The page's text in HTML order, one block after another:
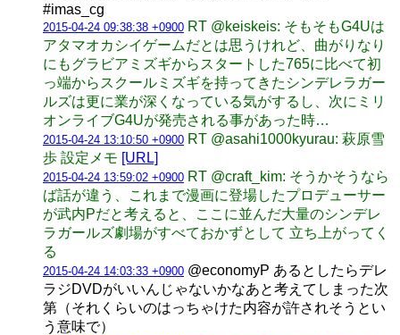
#imas_cg
2015-04-24 09:38:38 +0900 RT @keiskeis: そもそもG4Uは
アタマオカシイゲームだとは思うけれど、曲がりなり
にもグラビアミズギからスタートした765に比べて初
っ端からスクールミズギを持ってきたシンデレラガー
ルズは更に業が深くなっている気がするし、次にミリ
オンライブG4Uが発売される事があった時…
2015-04-24 13:10:50 +0900 RT @asahi1000kyurau: 萩原雪
歩 設定メモ [URL]
2015-04-24 13:59:02 +0900 RT @craft_kim: そうかそうなら
ば話が違う、これまで漫画に登場したプロデューサー
が武内Pだと考えると、ここに並んだ大量のシンデレ
ラガールズ劇場がすべておかずとして 立ち上がってく
る
2015-04-24 14:03:33 +0900 @economyP あるとしたらデレ
ラジDVDがいいんじゃないかなあと考えてしまった次
第（それくらいのはっちゃけた内容が許されそうとい
う意味で）